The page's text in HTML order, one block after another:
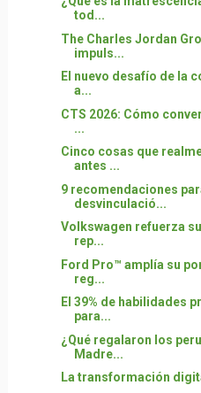
tod...
The Charles Jordan
impuls...
El nuevo desafío de la
a...
CTS 2026: Cómo
...
Cinco cosas que
antes ...
9 recomendaciones
desvinculació...
Volkswagen refuerza
rep...
Ford Pro™ amplía su
reg...
El 39% de habilidades
para...
¿Qué regalaron los
Madre...
La transformación